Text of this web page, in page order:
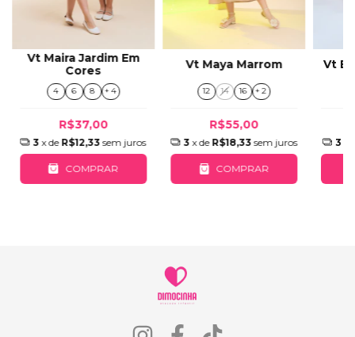
Vt Maira Jardim Em
Cores
4 6 8 + 4
R$37,00
3 x de R$12,33 sem juros
COMPRAR
Vt Maya Marrom
12 14 16 + 2
R$55,00
3 x de R$18,33 sem juros
COMPRAR
Vt
3